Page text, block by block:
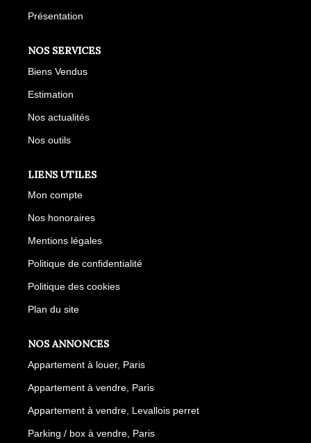
Présentation
NOS SERVICES
Biens Vendus
Estimation
Nos actualités
Nos outils
LIENS UTILES
Mon compte
Nos honoraires
Mentions légales
Politique de confidentialité
Politique des cookies
Plan du site
NOS ANNONCES
Appartement à louer, Paris
Appartement à vendre, Paris
Appartement à vendre, Levallois perret
Parking / box à vendre, Paris